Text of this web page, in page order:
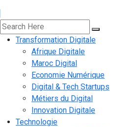
Transformation Digitale
Afrique Digitale
Maroc Digital
Economie Numérique
Digital & Tech Startups
Métiers du Digital
Innovation Digitale
Technologie